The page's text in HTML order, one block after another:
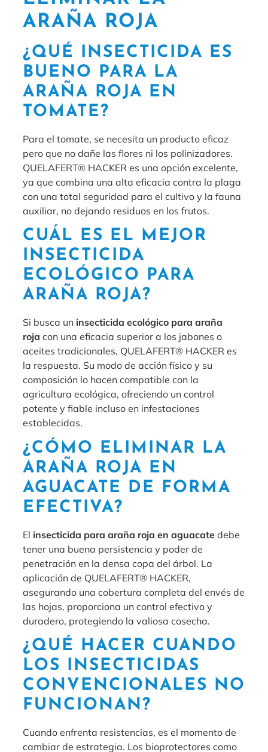
ARAÑA ROJA
¿QUÉ INSECTICIDA ES
BUENO PARA LA
ARAÑA ROJA EN
TOMATE?
Para el tomate, se necesita un producto eficaz
pero que no dañe las flores ni los polinizadores.
QUELAFERT® HACKER es una opción excelente,
ya que combina una alta eficacia contra la plaga
con una total seguridad para el cultivo y la fauna
auxiliar, no dejando residuos en los frutos.
CUÁL ES EL MEJOR
INSECTICIDA
ECOLÓGICO PARA
ARAÑA ROJA?
Si busca un insecticida ecológico para araña
roja con una eficacia superior a los jabones o
aceites tradicionales, QUELAFERT® HACKER es
la respuesta. Su modo de acción físico y su
composición lo hacen compatible con la
agricultura ecológica, ofreciendo un control
potente y fiable incluso en infestaciones
establecidas.
¿CÓMO ELIMINAR LA
ARAÑA ROJA EN
AGUACATE DE FORMA
EFECTIVA?
El insecticida para araña roja en aguacatedebe
tener una buena persistencia y poder de
penetración en la densa copa del árbol. La
aplicación de QUELAFERT® HACKER,
asegurando una cobertura completa del envés de
las hojas, proporciona un control efectivo y
duradero, protegiendo la valiosa cosecha.
¿QUÉ HACER CUANDO
LOS INSECTICIDAS
CONVENCIONALES NO
FUNCIONAN?
Cuando enfrenta resistencias, es el momento de
cambiar de estrategia. Los bioprotectores como